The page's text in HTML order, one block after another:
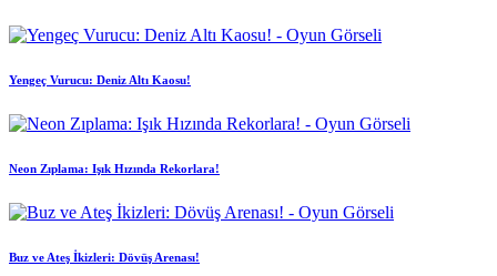
Yengeç Vurucu: Deniz Altı Kaosu!
Neon Zıplama: Işık Hızında Rekorlara!
Buz ve Ateş İkizleri: Dövüş Arenası!